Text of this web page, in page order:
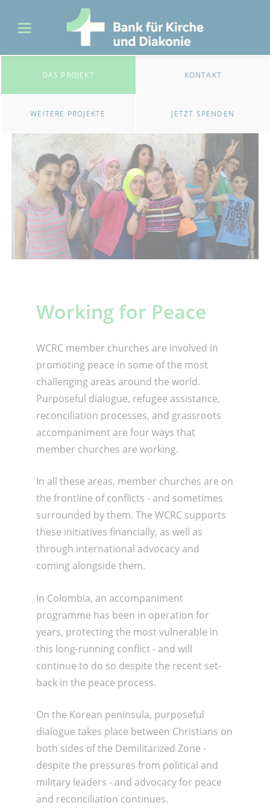
DAS PROJEKT KONTAKT
WEITERE PROJEKTE JETZT SPENDEN
Working for Peace
WCRC member churches are involved in
promoting peace in some of the most
challenging areas around the world.
Purposeful dialogue, refugee assistance,
reconciliation processes, and grassroots
accompaniment are four ways that
member churches are working.
In all these areas, member churches are on
the frontline of conflicts - and sometimes
surrounded by them. The WCRC supports
these initiatives financially, as well as
through international advocacy and
coming alongside them.
In Colombia, an accompaniment
programme has been in operation for
years, protecting the most vulnerable in
this long-running conflict - and will
continue to do so despite the recent set-
back in the peace process.
On the Korean peninsula, purposeful
dialogue takes place between Christians on
both sides of the Demilitarized Zone -
despite the pressures from political and
military leaders - and advocacy for peace
and reconciliation continues.